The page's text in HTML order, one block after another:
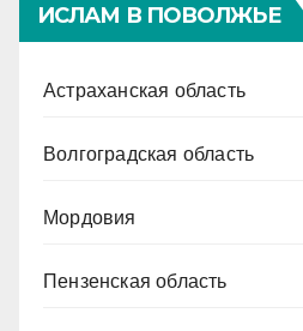
ИСЛАМ В ПОВОЛЖЬЕ
Астраханская область
Волгоградская область
Мордовия
Пензенская область